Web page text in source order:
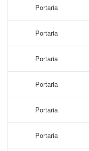
Portaria
Portaria
Portaria
Portaria
Portaria
Portaria